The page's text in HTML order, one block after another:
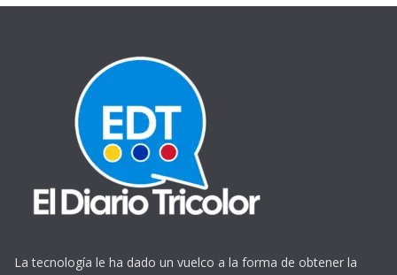
La tecnología le ha dado un vuelco a la forma de obtener la